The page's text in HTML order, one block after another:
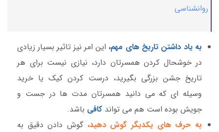
روانشناسی
به یاد داشتن تاریخ های مهم، این امر نیز تاثیر بسیار زیادی
در خوشحال کردن همسرتان دارد، نیازی نیست برای هر
تاریخ جشن بزرگی بگیرید، درست کردن کیک یا خرید
وسیله ای که می دانید همسرتان مدت ها در جست و
جویش بوده است هم می تواند کافی باشد.
به حرف های یکدیگر گوش دهید،گوش دادن دقیق به